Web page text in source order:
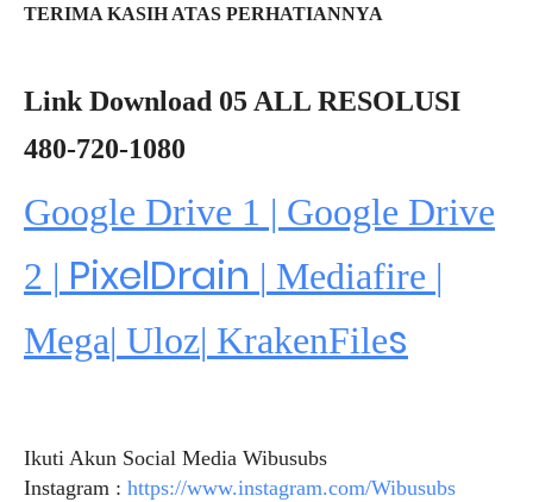
TERIMA KASIH ATAS PERHATIANNYA
Link Download 05 ALL RESOLUSI
480-720-1080
Google Drive 1 | Google Drive
2 | PixelDrain | Mediafire |
Mega| Uloz| KrakenFiles
Ikuti Akun Social Media Wibusubs
Instagram : https://www.instagram.com/Wibusubs